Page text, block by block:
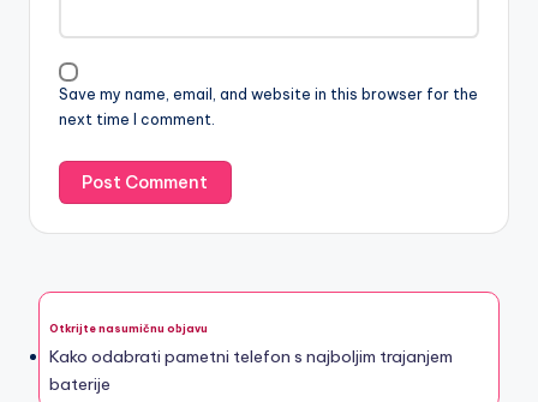
Save my name, email, and website in this browser for the
next time I comment.
Otkrijte nasumičnu objavu
Kako odabrati pametni telefon s najboljim trajanjem
baterije